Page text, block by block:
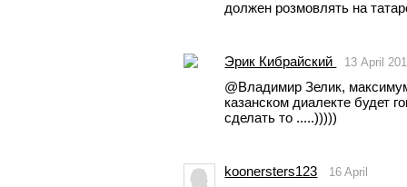
должен розмовлять на
Эрик Кибрайский 13 April
@Владимир Зелик,
казанском диалекте будет
сделать то .....)))))
koonersters123 16 April